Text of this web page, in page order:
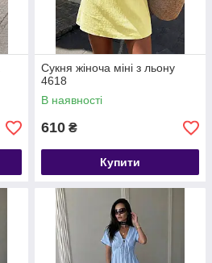
Сукня жіноча міні з льону
4618
В наявності
610 ₴
Купити